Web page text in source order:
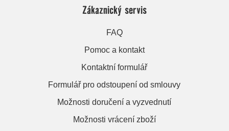
Zákaznický servis
FAQ
Pomoc a kontakt
Kontaktní formulář
Formulář pro odstoupení od smlouvy
Možnosti doručení a vyzvednutí
Možnosti vrácení zboží